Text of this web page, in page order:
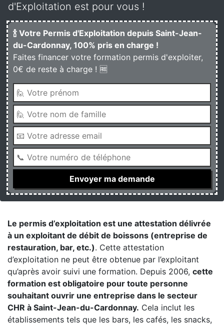
d'Exploitation est pour vous !
🍾 Votre Permis d'Exploitation depuis Saint-Jean-
du-Cardonnay, 100% pris en charge !
Faites financer votre formation permis d'exploiter,
0€ de reste à charge ! 🆓
Le permis d’exploitation est une attestation délivrée
à un exploitant de débit de boissons (entreprise de
restauration, bar, etc.). Cette attestation
d’exploitation ne peut être obtenue par l’exploitant
qu’après avoir suivi une formation. Depuis 2006, cette
formation est obligatoire pour toute personne
souhaitant ouvrir une entreprise dans le secteur
CHR à Saint-Jean-du-Cardonnay. Cela inclut les
établissements tels que les bars, les cafés, les snacks,